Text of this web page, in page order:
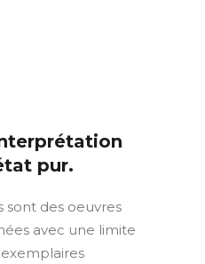
pur.
sont des oeuvres
avec une limite
exemplaires